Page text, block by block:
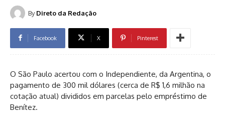
By Direto da Redação
Facebook X Pinterest
O São Paulo acertou com o Independiente, da Argentina, o
pagamento de 300 mil dólares (cerca de R$ 1,6 milhão na
cotação atual) divididos em parcelas pelo empréstimo de
Benítez.